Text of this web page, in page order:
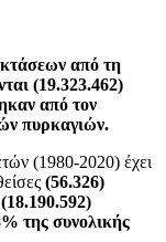
από τη
(19.323.462)
από τον
πυρκαγιών.
(1980-2020) έχει
(56.326)
της συνολικής